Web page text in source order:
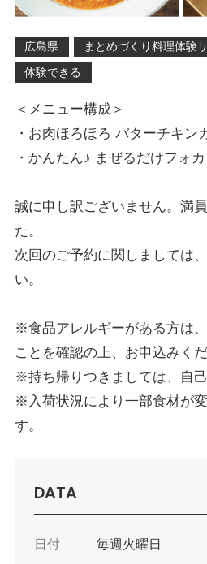
広島県 まとめづくり料理体験
体験できる
＜メニュー構成＞
・お肉ほろほろ バターチキン
・かんたん♪ まぜるだけフォ
誠に申し訳ございません。満
た。
次回のご予約に関しましては
い。
※食品アレルギーがある方は
ことを確認の上、お申込みくだ
※持ち帰りつきましては、自
※入荷状況により一部食材が
す。
DATA
日付 毎週火曜日